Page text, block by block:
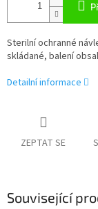
Sterilní ochranné
skládané, balení
Detailní informace
ZEPTAT SE
Související